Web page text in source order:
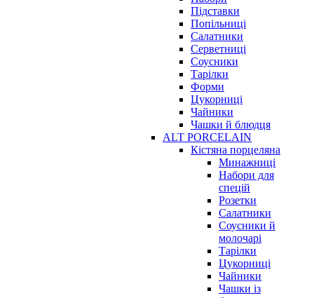
Підставки
Попільниці
Салатники
Серветниці
Соусники
Тарілки
Форми
Цукорниці
Чайники
Чашки й блюдця
ALT PORCELAIN
Кістяна порцеляна
Минажниці
Набори для
спецій
Розетки
Салатники
Соусники й
молочарі
Тарілки
Цукорниці
Чайники
Чашки із